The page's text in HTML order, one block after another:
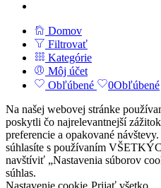
Domov
Filtrovať
Kategórie
Môj účet
Obľúbené
0Obľúbené
Na našej webovej stránke
poskytli čo najrelevantnejší
preferencie a opakované
súhlasíte s používaním
navštíviť „Nastavenia súborov
súhlas.
Nastavenie cookie Prijať všetko